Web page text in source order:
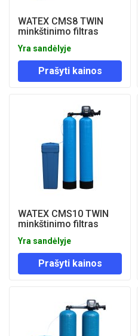
WATEX CMS8 TWIN
minkštinimo filtras
Yra sandėlyje
Prašyti kainos
WATEX CMS10 TWIN
minkštinimo filtras
Yra sandėlyje
Prašyti kainos